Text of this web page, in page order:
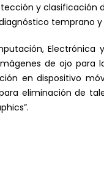
y clasificación
temprano
Electrónica
de ojo
en dispositivo
eliminación de